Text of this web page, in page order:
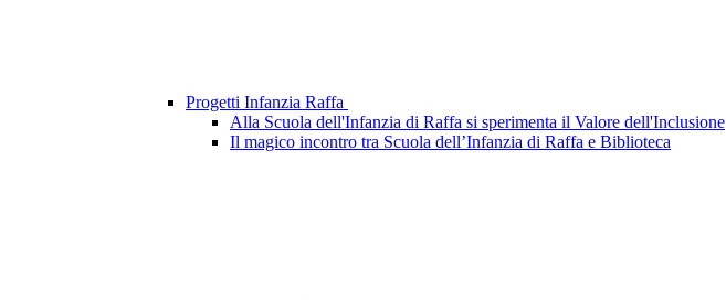
Progetti Infanzia Raffa
Alla Scuola dell'Infanzia di Raffa si sperimenta il Valore dell'Inclusione
Il magico incontro tra Scuola dell’Infanzia di Raffa e Biblioteca